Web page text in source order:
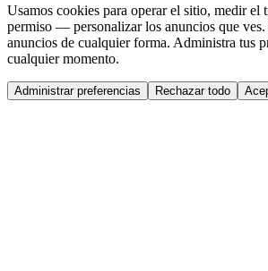
Usamos cookies para operar el sitio, medir
permiso — personalizar los anuncios que ves.
anuncios de cualquier forma. Administra tus
cualquier momento.
Administrar preferencias Rechazar todo